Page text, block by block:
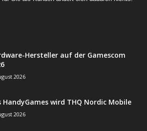
Hersteller auf der Gamescom
2026
HandyGames wird THQ Nordic Mobile
2026